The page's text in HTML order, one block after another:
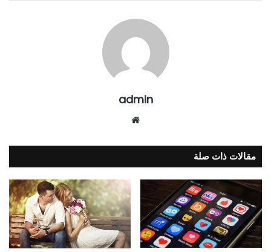
admin
مقالات ذات صلة